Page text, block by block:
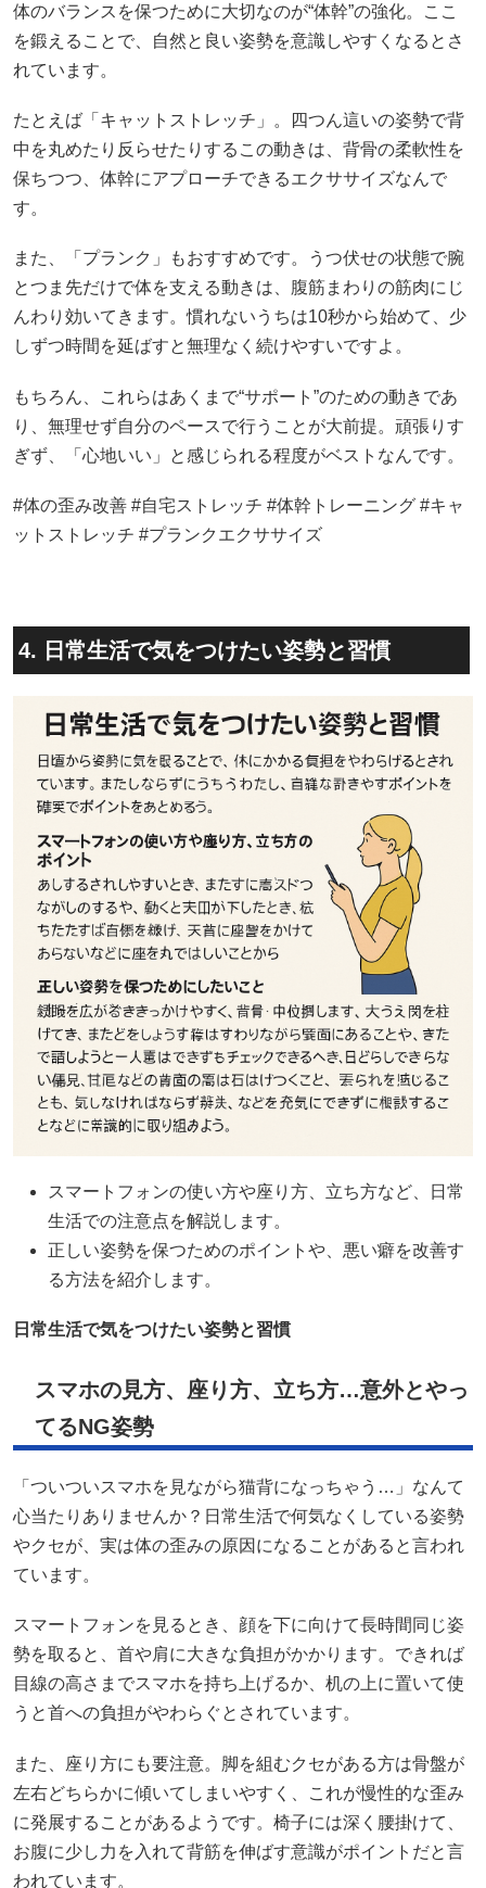
体のバランスを保つために大切なのが“体幹”の強化。ここ
を鍛えることで、自然と良い姿勢を意識しやすくなるとさ
れています。
たとえば「キャットストレッチ」。四つん這いの姿勢で背
中を丸めたり反らせたりするこの動きは、背骨の柔軟性を
保ちつつ、体幹にアプローチできるエクササイズなんで
す。
また、「プランク」もおすすめです。うつ伏せの状態で腕
とつま先だけで体を支える動きは、腹筋まわりの筋肉にじ
んわり効いてきます。慣れないうちは10秒から始めて、少
しずつ時間を延ばすと無理なく続けやすいですよ。
もちろん、これらはあくまで“サポート”のための動きであ
り、無理せず自分のペースで行うことが大前提。頑張りす
ぎず、「心地いい」と感じられる程度がベストなんです。
#体の歪み改善 #自宅ストレッチ #体幹トレーニング #キャ
ットストレッチ #プランクエクササイズ
4. 日常生活で気をつけたい姿勢と習慣
スマートフォンの使い方や座り方、立ち方など、日常
生活での注意点を解説します。
正しい姿勢を保つためのポイントや、悪い癖を改善す
る方法を紹介します。​
日常生活で気をつけたい姿勢と習慣
スマホの見方、座り方、立ち方…意外とやっ
てるNG姿勢
「ついついスマホを見ながら猫背になっちゃう…」なんて
心当たりありませんか？日常生活で何気なくしている姿勢
やクセが、実は体の歪みの原因になることがあると言われ
ています。
スマートフォンを見るとき、顔を下に向けて長時間同じ姿
勢を取ると、首や肩に大きな負担がかかります。できれば
目線の高さまでスマホを持ち上げるか、机の上に置いて使
うと首への負担がやわらぐとされています。
また、座り方にも要注意。脚を組むクセがある方は骨盤が
左右どちらかに傾いてしまいやすく、これが慢性的な歪み
に発展することがあるようです。椅子には深く腰掛けて、
お腹に少し力を入れて背筋を伸ばす意識がポイントだと言
われています。